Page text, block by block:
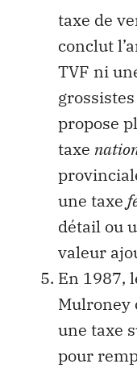
taxe de
conclut
TVF ni
propose
taxe
une taxe
détail ou
valeur
En 1987,
Mulroney
une taxe
pour